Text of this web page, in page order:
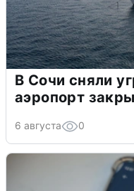
В Сочи сняли
аэропорт
6 августа 0